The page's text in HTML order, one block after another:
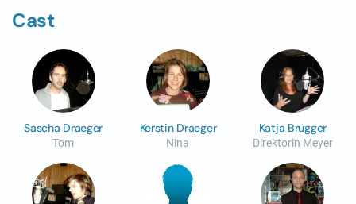
Cast
Sascha Draeger
Tom
Kerstin Draeger
Nina
Katja Brügger
Direktorin Meyer